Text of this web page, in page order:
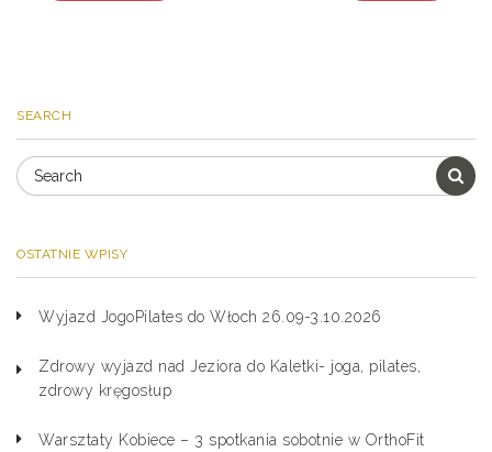
SEARCH
OSTATNIE WPISY
Wyjazd JogoPilates do Włoch 26.09-3.10.2026
Zdrowy wyjazd nad Jeziora do Kaletki- joga, pilates,
zdrowy kręgosłup
Warsztaty Kobiece – 3 spotkania sobotnie w OrthoFit